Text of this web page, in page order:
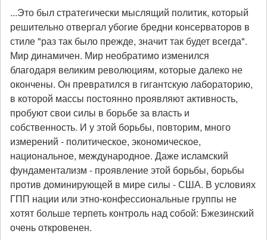
...Это был стратегически мыслящий политик, который
решительно отвергал убогие бредни консерваторов в
стиле "раз так было прежде, значит так будет всегда".
Мир динамичен. Мир необратимо изменился
благодаря великим революциям, которые далеко не
окончены. Он превратился в гигантскую лабораторию,
в которой массы постоянно проявляют активность,
пробуют свои силы в борьбе за власть и
собственность. И у этой борьбы, повторим, много
измерений - политическое, экономическое,
национальное, международное. Даже исламский
фундаментализм - проявление этой борьбы, борьбы
против доминирующей в мире силы - США. В условиях
ГПП нации или этно-конфессиональные группы не
хотят больше терпеть контроль над собой: Бжезинский
очень откровенен.